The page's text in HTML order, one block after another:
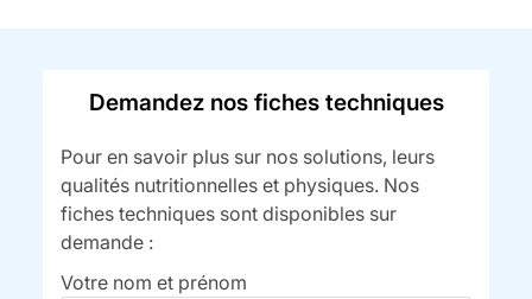
Demandez nos fiches techniques
Pour en savoir plus sur nos solutions, leurs
qualités nutritionnelles et physiques. Nos
fiches techniques sont disponibles sur
demande :
Votre nom et prénom